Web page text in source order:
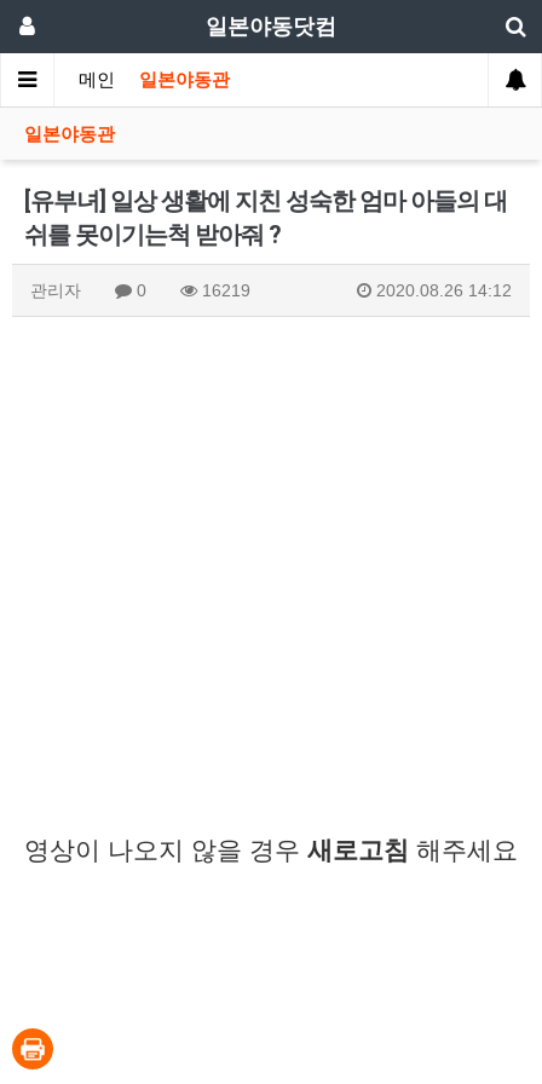
일본야동닷컴
메인 일본야동관
일본야동관
[유부녀] 일상 생활에 지친 성숙한 엄마 아들의 대
쉬를 못이기는척 받아줘 ?
관리자 0 16219 2020.08.26 14:12
영상이 나오지 않을 경우 새로고침 해주세요